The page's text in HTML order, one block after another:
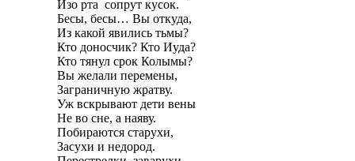
Изо рта сопрут кусок.
Бесы, бесы… Вы откуда,
Из какой явились тьмы?
Кто доносчик? Кто Иуда?
Кто тянул срок Колымы?
Вы желали перемены,
Заграничную жратву.
Уж вскрывают дети вены
Не во сне, а наяву.
Побираются старухи,
Засухи и недород.